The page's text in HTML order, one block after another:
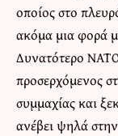
οποίος στο
ακόμα μια φορά
Δυνατότερο
προσερχόμενος
συμμαχίας και
ανέβει ψηλά